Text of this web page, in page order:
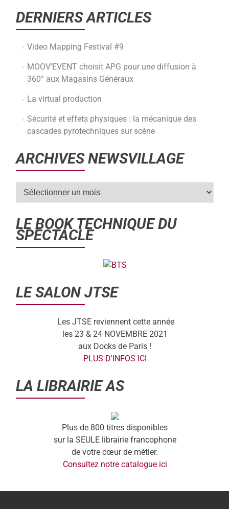
DERNIERS ARTICLES
Video Mapping Festival #9
MOOV’EVENT choisit APG pour une diffusion à
360° aux Magasins Généraux
La virtual production
Sécurité et effets physiques : la mécanique des
cascades pyrotechniques sur scène
ARCHIVES NEWSVILLAGE
LE BOOK TECHNIQUE DU
SPECTACLE
LE SALON JTSE
Les JTSE reviennent cette année
les 23 & 24 NOVEMBRE 2021
aux Docks de Paris !
PLUS D'INFOS ICI
LA LIBRAIRIE AS
Plus de 800 titres disponibles
sur la SEULE librairie francophone
de votre cœur de métier.
Consultez notre catalogue ici